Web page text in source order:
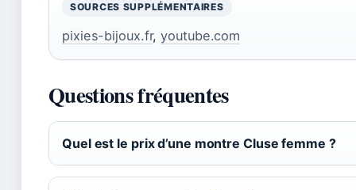
SOURCES SUPPLÉMENTAIRES
pixies-bijoux.fr,youtube.com
Questions fréquentes
Quel est le prix d’une montre Cluse femme ?